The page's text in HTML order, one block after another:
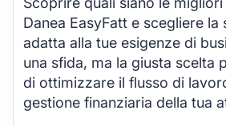
Danea EasyFatt e scegliere la
adatta alla tue esigenze di
una sfida, ma la giusta scelta
di ottimizzare il flusso di
gestione finanziaria della tua